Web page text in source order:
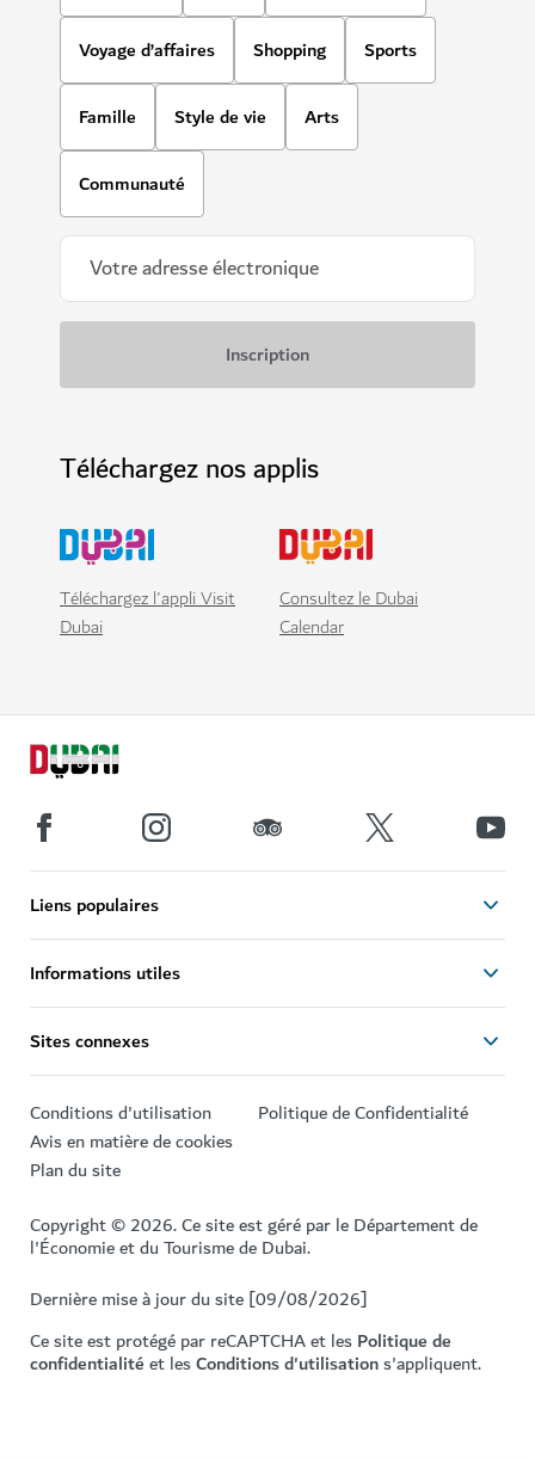
Voyage d’affaires Shopping Sports
Famille Style de vie Arts
Communauté
Téléchargez nos applis
Téléchargez l'appli Visit
Dubai
Consultez le Dubai
Calendar
Liens populaires
Informations utiles
Sites connexes
Conditions d'utilisation
Politique de Confidentialité
Avis en matière de cookies
Plan du site
Copyright © 2026. Ce site est géré par le Département de
l'Économie et du Tourisme de Dubai.
Dernière mise à jour du site [09/08/2026]
Ce site est protégé par reCAPTCHA et lesPolitique de
confidentialitéet lesConditions d'utilisations'appliquent.